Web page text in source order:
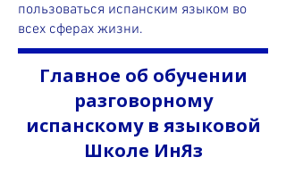
пользоваться испанским языком во
всех сферах жизни.
Главное об обучении
разговорному
испанскому в языковой
Школе ИнЯз